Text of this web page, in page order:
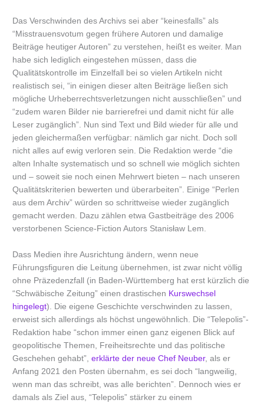
Das Verschwinden des Archivs sei aber “keinesfalls” als
“Misstrauensvotum gegen frühere Autoren und damalige
Beiträge heutiger Autoren” zu verstehen, heißt es weiter. Man
habe sich lediglich eingestehen müssen, dass die
Qualitätskontrolle im Einzelfall bei so vielen Artikeln nicht
realistisch sei, “in einigen dieser alten Beiträge ließen sich
mögliche Urheberrechtsverletzungen nicht ausschließen” und
“zudem waren Bilder nie barrierefrei und damit nicht für alle
Leser zugänglich”. Nun sind Text und Bild wieder für alle und
jeden gleichermaßen verfügbar: nämlich gar nicht. Doch soll
nicht alles auf ewig verloren sein. Die Redaktion werde “die
alten Inhalte systematisch und so schnell wie möglich sichten
und – soweit sie noch einen Mehrwert bieten – nach unseren
Qualitätskriterien bewerten und überarbeiten”. Einige “Perlen
aus dem Archiv” würden so schrittweise wieder zugänglich
gemacht werden. Dazu zählen etwa Gastbeiträge des 2006
verstorbenen Science-Fiction Autors Stanisław Lem.
Dass Medien ihre Ausrichtung ändern, wenn neue
Führungsfiguren die Leitung übernehmen, ist zwar nicht völlig
ohne Präzedenzfall (in Baden-Württemberg hat erst kürzlich die
“Schwäbische Zeitung” einen drastischen Kurswechsel
hingelegt). Die eigene Geschichte verschwinden zu lassen,
erweist sich allerdings als höchst ungewöhnlich. Die “Telepolis”-
Redaktion habe “schon immer einen ganz eigenen Blick auf
geopolitische Themen, Freiheitsrechte und das politische
Geschehen gehabt”,erklärte der neue Chef Neuber, als er
Anfang 2021 den Posten übernahm, es sei doch “langweilig,
wenn man das schreibt, was alle berichten”. Dennoch wies er
damals als Ziel aus, “Telepolis” stärker zu einem